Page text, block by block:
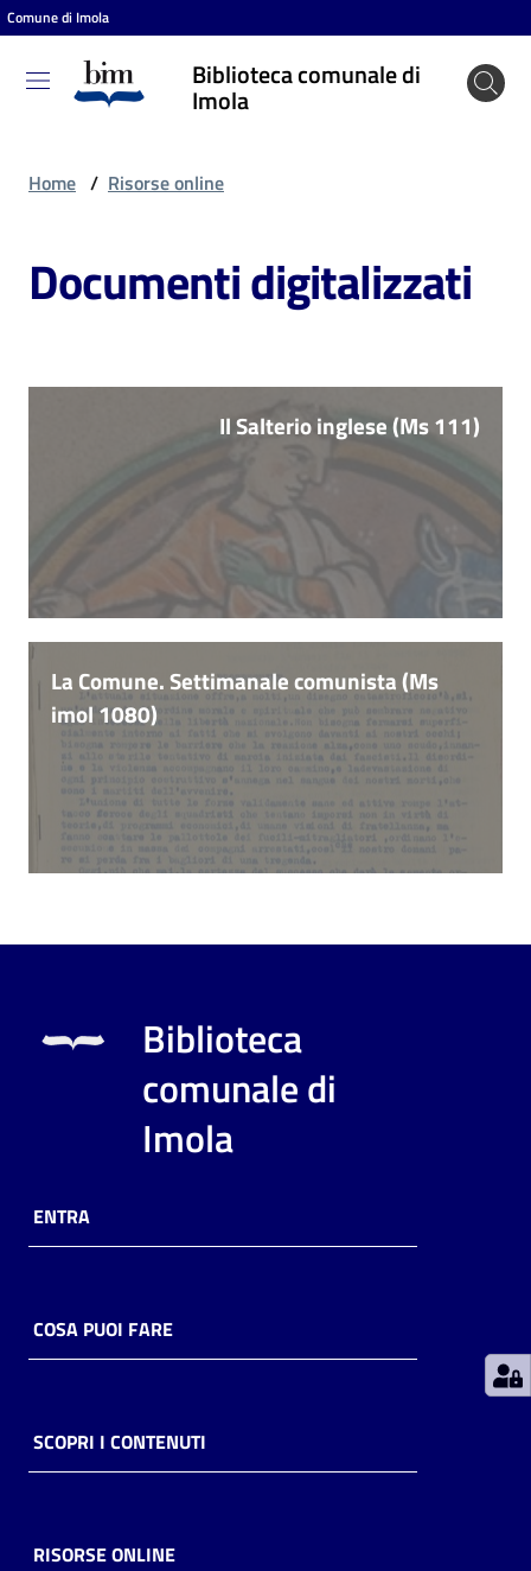
Vai al contenuto
Vai alla navigazione
Vai al footer
Comune di Imola
Biblioteca comunale di
Imola
Biblioteca
comunale
Entra
puoi
online
Casa
Decentrate
lettura
su
Home / Risorse online
Documenti digitalizzati
Il Salterio inglese (Ms 111)
La Comune. Settimanale comunista (Ms
imol 1080)
Biblioteca
comunale di
Imola
ENTRA
COSA PUOI FARE
SCOPRI I CONTENUTI
RISORSE ONLINE